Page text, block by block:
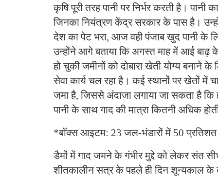
कृषि पूरी तरह पानी पर निर्भर करती है। पानी
जिनका नियंत्रण केंद्र सरकार के पास है।
देश का पेट भरा, आज वही पंजाब खुद पानी के
उन्होंने आगे बताया कि अगस्त माह में आई बाढ़
हो चुकी जमीनों को दोबारा खेती योग्य बनाने के
सेवा कार्य चल रहा है। कई स्थानों पर खेतों में
जमा है, जिससे अंदाजा लगाया जा सकता है
पानी के साथ गाद की मात्रा कितनी अधिक
*बॉक्स आइटम: 23 जल-भंडारों में 50
डैमों में गाद जमने के गंभीर मुद्दे को लेकर संत
शीतकालीन सत्र के पहले ही दिन शून्यकाल के